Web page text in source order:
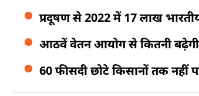
प्रदूषण से 2022 में 17 लाख
आठवें वेतन आयोग से कितनी बढ़ेगी
60 फीसदी छोटे किसानों तक नहीं